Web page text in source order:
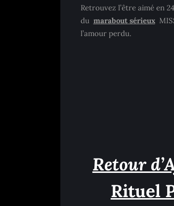
Retrouvez l’être aimé en
du marabout sérieux
l’amour perdu.
Retour
Rituel